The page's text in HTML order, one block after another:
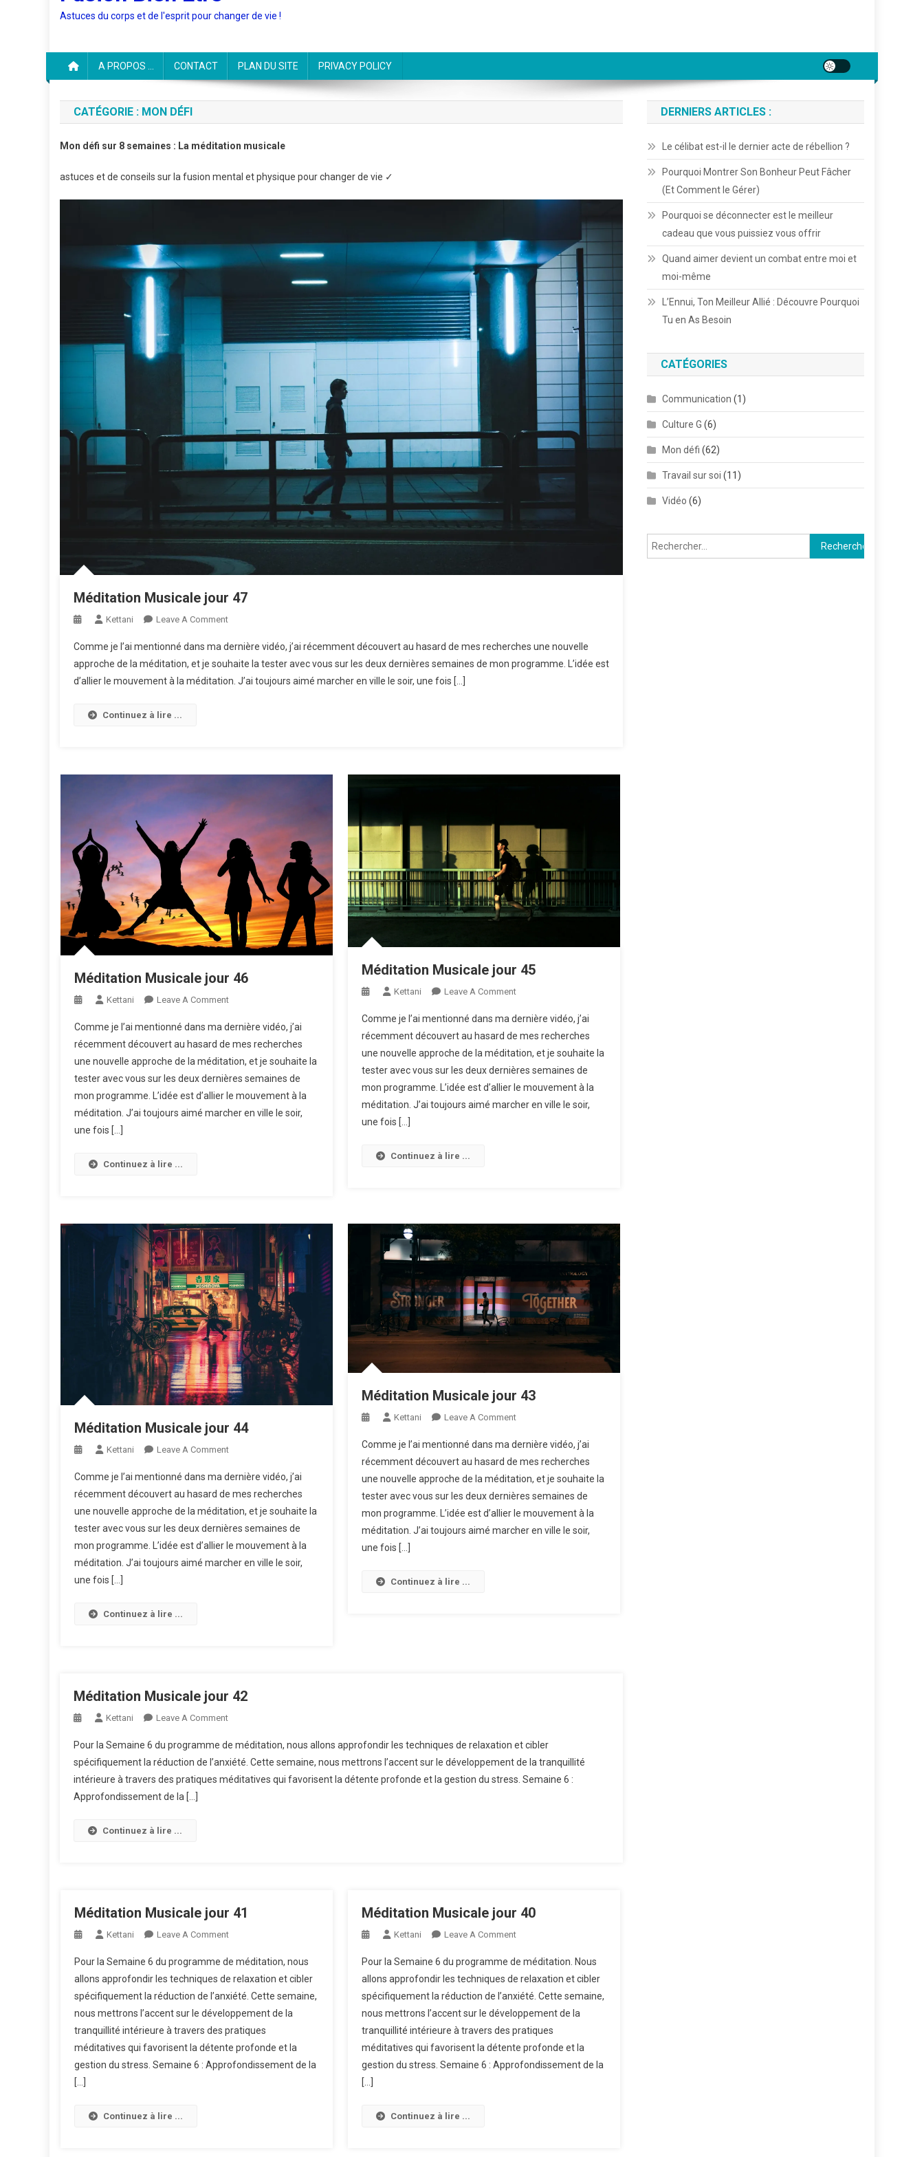
Astuces du corps et de l'esprit pour changer de vie !
A PROPOS … CONTACT PLAN DU SITE PRIVACY POLICY
CATÉGORIE : MON DÉFI
Mon défi sur 8 semaines : La méditation musicale
astuces et de conseils sur la fusion mental et physique pour changer de vie ✓
Méditation Musicale jour 47
Kettani Leave A CommentOn
Musicale
Jour
47
Comme je l’ai mentionné dans ma dernière vidéo, j’ai récemment découvert au hasard de mes recherches une nouvelle
approche de la méditation, et je souhaite la tester avec vous sur les deux dernières semaines de mon programme. L’idée est
d’allier le mouvement à la méditation. J’ai toujours aimé marcher en ville le soir, une fois […]
Continuez à lire ...
Méditation Musicale jour 46
Kettani Leave A CommentOn
Musicale
Jour
46
Comme je l’ai mentionné dans ma dernière vidéo, j’ai
récemment découvert au hasard de mes recherches
une nouvelle approche de la méditation, et je souhaite la
tester avec vous sur les deux dernières semaines de
mon programme. L’idée est d’allier le mouvement à la
méditation. J’ai toujours aimé marcher en ville le soir,
une fois […]
Continuez à lire ...
Méditation Musicale jour 45
Kettani Leave A CommentOn
Musicale
Jour
45
Comme je l’ai mentionné dans ma dernière vidéo, j’ai
récemment découvert au hasard de mes recherches
une nouvelle approche de la méditation, et je souhaite la
tester avec vous sur les deux dernières semaines de
mon programme. L’idée est d’allier le mouvement à la
méditation. J’ai toujours aimé marcher en ville le soir,
une fois […]
Continuez à lire ...
Méditation Musicale jour 44
Kettani Leave A CommentOn
Musicale
Jour
44
Comme je l’ai mentionné dans ma dernière vidéo, j’ai
récemment découvert au hasard de mes recherches
une nouvelle approche de la méditation, et je souhaite la
tester avec vous sur les deux dernières semaines de
mon programme. L’idée est d’allier le mouvement à la
méditation. J’ai toujours aimé marcher en ville le soir,
une fois […]
Continuez à lire ...
Méditation Musicale jour 43
Kettani Leave A CommentOn
Musicale
Jour
43
Comme je l’ai mentionné dans ma dernière vidéo, j’ai
récemment découvert au hasard de mes recherches
une nouvelle approche de la méditation, et je souhaite la
tester avec vous sur les deux dernières semaines de
mon programme. L’idée est d’allier le mouvement à la
méditation. J’ai toujours aimé marcher en ville le soir,
une fois […]
Continuez à lire ...
Méditation Musicale jour 42
Kettani Leave A CommentOn
Musicale
Jour
42
Pour la Semaine 6 du programme de méditation, nous allons approfondir les techniques de relaxation et cibler
spécifiquement la réduction de l’anxiété. Cette semaine, nous mettrons l’accent sur le développement de la tranquillité
intérieure à travers des pratiques méditatives qui favorisent la détente profonde et la gestion du stress. Semaine 6 :
Approfondissement de la […]
Continuez à lire ...
Méditation Musicale jour 41
Kettani Leave A CommentOn
Musicale
Jour
41
Pour la Semaine 6 du programme de méditation, nous
allons approfondir les techniques de relaxation et cibler
spécifiquement la réduction de l’anxiété. Cette semaine,
nous mettrons l’accent sur le développement de la
tranquillité intérieure à travers des pratiques
méditatives qui favorisent la détente profonde et la
gestion du stress. Semaine 6 : Approfondissement de la
[…]
Continuez à lire ...
Méditation Musicale jour 40
Kettani Leave A CommentOn
Musicale
Jour
40
Pour la Semaine 6 du programme de méditation. Nous
allons approfondir les techniques de relaxation et cibler
spécifiquement la réduction de l’anxiété. Cette semaine,
nous mettrons l’accent sur le développement de la
tranquillité intérieure à travers des pratiques
méditatives qui favorisent la détente profonde et la
gestion du stress. Semaine 6 : Approfondissement de la
[…]
Continuez à lire ...
DERNIERS ARTICLES :
Le célibat est-il le dernier acte de rébellion ?
Pourquoi Montrer Son Bonheur Peut Fâcher
(Et Comment le Gérer)
Pourquoi se déconnecter est le meilleur
cadeau que vous puissiez vous offrir
Quand aimer devient un combat entre moi et
moi-même
L’Ennui, Ton Meilleur Allié : Découvre Pourquoi
Tu en As Besoin
CATÉGORIES
Communication (1)
Culture G (6)
Mon défi (62)
Travail sur soi (11)
Vidéo (6)
Rechercher :